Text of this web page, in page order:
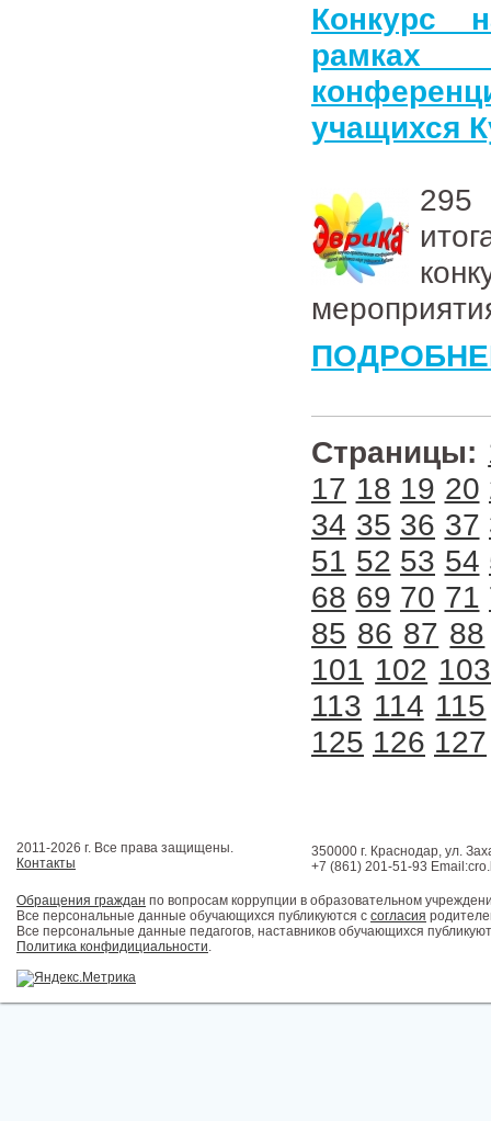
Конкурс
рамках
учащихся
295
Страницы:
17 18 19 20
34 35 36 37
51 52 53 54
68 69 70 71
85 86 87 88
101 102 103
113 114 115
125 126 127
2011-2026 г. Все права защищены.
Контакты
350000 г. Краснодар, ул.
+7 (861) 201-51-93
Обращения граждан по вопросам коррупции в образовательном
Все персональные данные обучающихся публикуются с согласия
Все персональные данные педагогов, наставников обучающихся
Политика конфидициальности.